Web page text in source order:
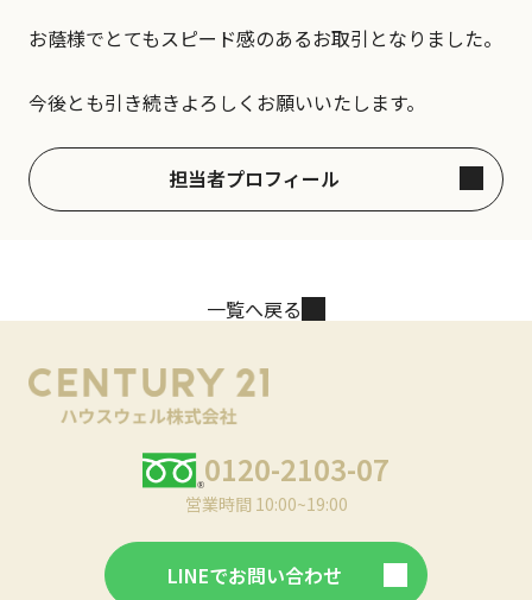
お蔭様でとてもスピード感のあるお取引となりました。
今後とも引き続きよろしくお願いいたします。
担当者プロフィール
一覧へ戻る
0120-2103-07
営業時間 10:00~19:00
LINEでお問い合わせ